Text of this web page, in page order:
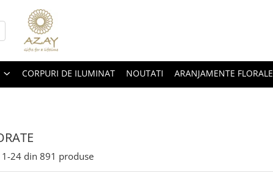
CORPURI DE ILUMINAT NOUTATI ARANJAMENTE FLORALE
1-24 din 891 produse